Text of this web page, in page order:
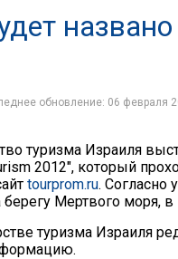
обновление: 06 февраля
туризма Израиля
2012", который
tourprom.ru. Согласно
берегу Мертвого моря, в
туризма Израиля